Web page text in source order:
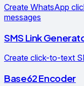
Create WhatsApp
messages
SMS Link
Create click-to-text
Base62 Encoder